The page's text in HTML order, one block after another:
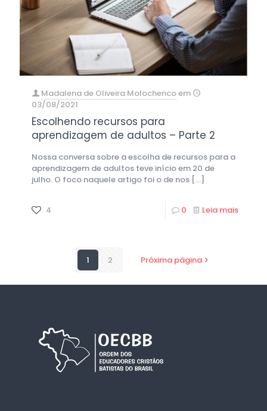
Madalena de Oliveira Molochencoem
03/08/2021
Escolhendo recursos para
aprendizagem de adultos – Parte 2
Nossa conversa sobre a escolha de recursos para a
aprendizagem de adultos teve início em 20 de
julho. O foco naquele artigo foi o de nos […]
4 0 Leia mais
1 2 Próxima página